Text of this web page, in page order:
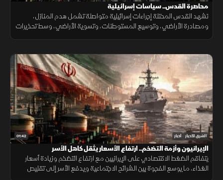
محاصرة القدس.. سياسات إسرائيلية
تشهد القدس المحتلة إجراءات إسرائيلية متواصلة تشمل هدم المنازل،
ومصادرة الأراضي، وتوسيع المستوطنات، وتسوية الأراضي، وسط تحذيرات
01:42 الشرق للأخبار أخبار
الإيرانيون وأزمة التضخم.. ارتفاع الأسعار يثقل كاهل الأسر
يتفاقم الضغط الاقتصادي على الإيرانيين مع ارتفاع التضخم وزيادة أسعار
الغذاء، ما يوسع الفجوة بين الشرائح الاجتماعية ويدفع الأسر إلى تقليص